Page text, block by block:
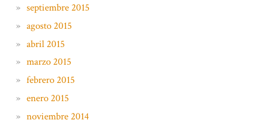
septiembre 2015
agosto 2015
abril 2015
marzo 2015
febrero 2015
enero 2015
noviembre 2014